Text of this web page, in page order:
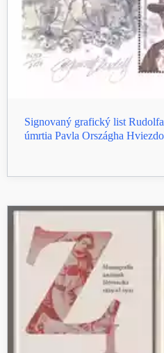
Signovaný grafický list
úmrtia Pavla Országha